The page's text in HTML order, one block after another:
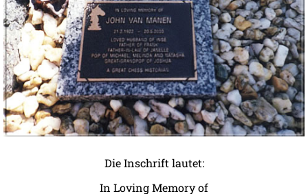
Die Inschrift lautet:
In Loving Memory of